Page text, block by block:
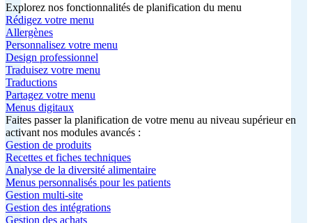
Explorez nos fonctionnalités de planification du menu
Rédigez votre menu
Allergènes
Personnalisez votre menu
Design professionnel
Traduisez votre menu
Traductions
Partagez votre menu
Menus digitaux
Faites passer la planification de votre menu au niveau supérieur en
activant nos modules avancés :
Gestion de produits
Recettes et fiches techniques
Analyse de la diversité alimentaire
Menus personnalisés pour les patients
Gestion multi-site
Gestion des intégrations
Gestion des achats